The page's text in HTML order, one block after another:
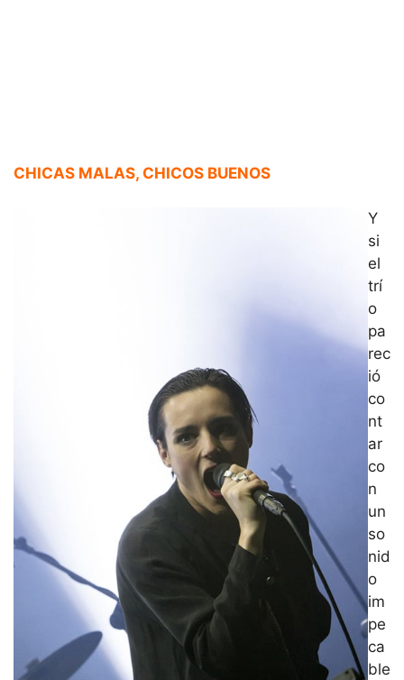
CHICAS MALAS, CHICOS BUENOS
Y
si
el
trí
o
pa
rec
ió
co
nt
ar
co
n
un
so
nid
o
im
pe
ca
ble